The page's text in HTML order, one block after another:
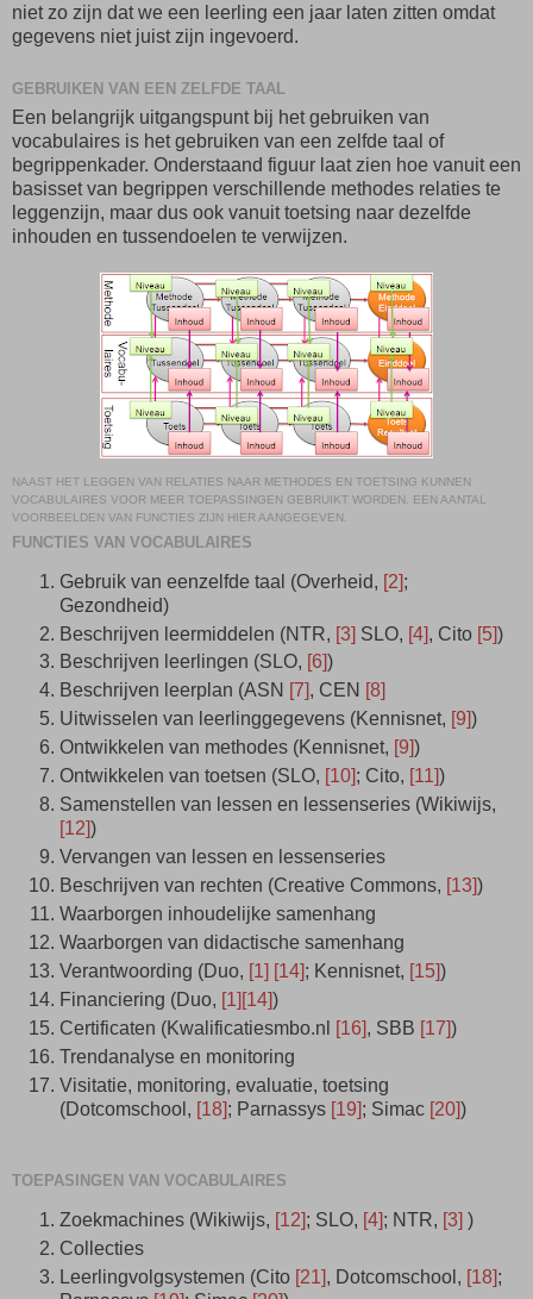
niet zo zijn dat we een leerling een jaar laten zitten omdat
gegevens niet juist zijn ingevoerd.
GEBRUIKEN VAN EEN ZELFDE TAAL
Een belangrijk uitgangspunt bij het gebruiken van
vocabulaires is het gebruiken van een zelfde taal of
begrippenkader. Onderstaand figuur laat zien hoe vanuit een
basisset van begrippen verschillende methodes relaties te
leggenzijn, maar dus ook vanuit toetsing naar dezelfde
inhouden en tussendoelen te verwijzen.
NAAST HET LEGGEN VAN RELATIES NAAR METHODES EN TOETSING KUNNEN
VOCABULAIRES VOOR MEER TOEPASSINGEN GEBRUIKT WORDEN. EEN AANTAL
VOORBEELDEN VAN FUNCTIES ZIJN HIER AANGEGEVEN.
FUNCTIES VAN VOCABULAIRES
Gebruik van eenzelfde taal (Overheid, [2];
Gezondheid)
Beschrijven leermiddelen (NTR, [3] SLO, [4], Cito [5])
Beschrijven leerlingen (SLO, [6] )
Beschrijven leerplan (ASN [7], CEN [8]
Uitwisselen van leerlinggegevens (Kennisnet, [9])
Ontwikkelen van methodes (Kennisnet, [9])
Ontwikkelen van toetsen (SLO, [10]; Cito, [11])
Samenstellen van lessen en lessenseries (Wikiwijs,
[12])
Vervangen van lessen en lessenseries
Beschrijven van rechten (Creative Commons, [13])
Waarborgen inhoudelijke samenhang
Waarborgen van didactische samenhang
Verantwoording (Duo, [1] [14]; Kennisnet, [15])
Financiering (Duo, [1] [14])
Certificaten (Kwalificatiesmbo.nl
[16], SBB [17])
Trendanalyse en monitoring
Visitatie, monitoring, evaluatie, toetsing
(Dotcomschool, [18]; Parnassys [19]; Simac [20])
TOEPASINGEN VAN VOCABULAIRES
Zoekmachines (Wikiwijs, [12]; SLO, [4]; NTR, [3] )
Collecties
Leerlingvolgsystemen (Cito [21], Dotcomschool, [18];